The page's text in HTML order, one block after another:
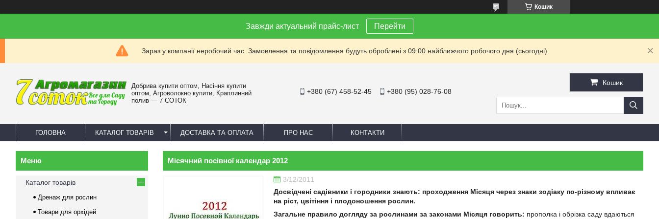
Кошик
Завжди актуальний прайс-лист Перейти
Зараз у компанії неробочий час. Замовлення та повідомлення будуть оброблені з 09:00 найближчого робочого дня (сьогодні).
Добрива купити оптом, Насіння купити
оптом, Агроволокно купити, Краплинний
полив — 7 СОТОК
+380 (67) 458-52-45 +380 (95) 028-76-08
Кошик
ГОЛОВНА КАТАЛОГ ТОВАРІВ ДОСТАВКА ТА ОПЛАТА ПРО НАС КОНТАКТИ
Місячний посівної календар 2012
3/12/2011
Досвідчені садівники і городники знають: проходження Місяця через знаки зодіаку по-різному впливає
на ріст, цвітіння і плодоношення рослин.
Загальне правило догляду за рослинами за законами Місяця говорить: прополка і обрізка саду вдаються
Каталог товарів
Дренаж для рослин
Товари для орхідей